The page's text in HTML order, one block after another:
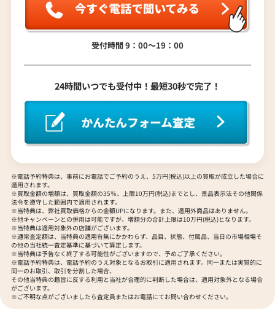
EBERHARD
エベラール
EBEL
EPOS
Hermes
OMEGA
オメガ
ORIS
オリス
Audemars Piguet
オーデマ ピゲ
Vacheron Constantin
ヴァシュロン・コンスタンタン
Van Cleef & Arpels
ヴァンクリーフ＆アーペル
Versace
ヴェルサーチ
グラハム
Grand Seiko
Concord
コンコルド
ジェイコブ
Gerald Genta
ジェラルド・ジェンタ
Jaeger-LeCoultre
ジャガー・ルクルト
ジャケ・ドロー
Girard-Perregaux
ジラール・ペルゴ
Sinn
ジン
STOWA
ストーヴァ
SEIKO
セイコー
CENTURY
センチュリー
ZENITH
ゼニス
ハリー・ウィンストン
Patek Philippe
パテック フィリップ
パネライ
Parmigiani Fleurier
パルミジャーニ・フルリエ
Piaget
ピアジェ
PIERRE KUNZ
FRANCK MULLER
フランク ミュラー
BOUCHERON
ブシュロン
BREITLING
ブライトリング
Blancpain
ブランパン
BVLGARI
ブルガリ
Breguet
MIDO
ミドー
MAURICE LACROIX
ラ行
Richard Mille
リシャール・ミル
Louis Vuitton
ルイ・ヴィトン
Luminox
ルミノックス
Ressence
レッセンス
ROGER DUBUIS
ロジェ・デュブイ
ROLEX
ロレックス
LONGINES
ロンジン
受付時間 9：00〜19：00
24時間いつでも受付中！最短30秒で完了！
※電話予約特典は、事前にお電話でご予約のうえ、5万円(税込)以上の買取が成立した場合に
適用されます。
※買取金額の増額は、買取金額の35％、上限10万円(税込)までとし、景品表示法その他関係
法令を遵守した範囲内で適用されます。
※当特典は、弊社買取価格からの金額UPになります。また、適用外商品はありません。
※他キャンペーンとの併用は可能ですが、増額分の合計上限は10万円(税込)となります。
※当特典は適用対象外の店舗がございます。
※通常査定額は、当特典の適用有無にかかわらず、品目、状態、付属品、当日の市場相場そ
の他の当社統一査定基準に基づいて算定します。
※当特典は予告なく終了する可能性がございますので、予めご了承ください。
※電話予約特典は、電話予約のうえ対象となるお取引に適用されます。同一または実質的に
同一のお取引、取引を分割した場合、
その他当特典の趣旨に反する利用と当社が合理的に判断した場合は、適用対象外となる場合
がございます。
※ご不明な点がございましたら査定員またはお電話にてお問い合わせください。